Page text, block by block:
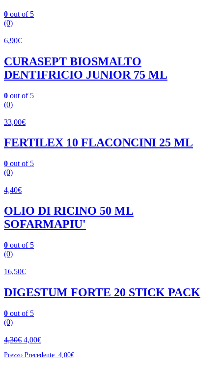
0 out of 5
(0)
6,90€
CURASEPT BIOSMALTO
DENTIFRICIO JUNIOR 75 ML
0 out of 5
(0)
33,00€
FERTILEX 10 FLACONCINI 25 ML
0 out of 5
(0)
4,40€
OLIO DI RICINO 50 ML
SOFARMAPIU'
0 out of 5
(0)
16,50€
DIGESTUM FORTE 20 STICK PACK
0 out of 5
(0)
4,30€ 4,00€
Prezzo Precedente: 4,00€